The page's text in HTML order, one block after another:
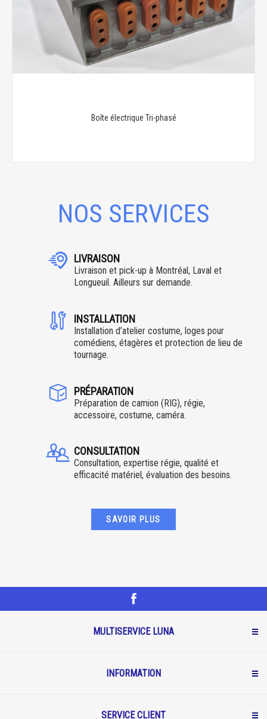
Boîte électrique Tri-phasé
NOS SERVICES
LIVRAISON
Livraison et pick-up à Montréal, Laval et
Longueuil. Ailleurs sur demande.
INSTALLATION
Installation d’atelier costume, loges pour
comédiens, étagères et protection de lieu de
tournage.
PRÉPARATION
Préparation de camion (RIG), régie,
accessoire, costume, caméra.
CONSULTATION
Consultation, expertise régie, qualité et
efficacité matériel, évaluation des besoins.
SAVOIR PLUS
MULTISERVICE LUNA
INFORMATION
SERVICE CLIENT